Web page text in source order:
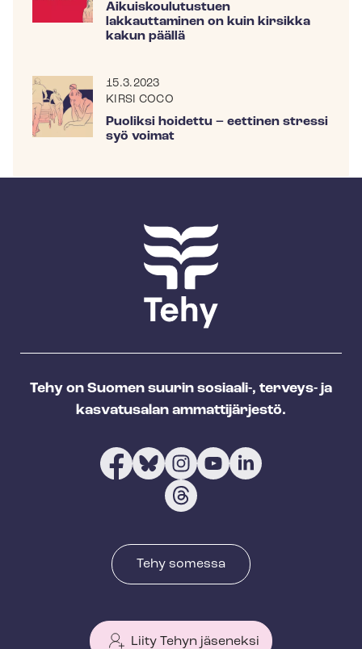
Ai­kuis­kou­lu­tus­tuen
lakkauttaminen on kuin kirsikka
kakun päällä
15.3.2023
KIRSI COCO
Puoliksi hoidettu – eettinen stressi
syö voimat
Tehy on Suomen suurin sosiaali-, terveys- ja
kasvatusalan ammattijärjestö.
Tehy somessa
Liity Tehyn jäseneksi